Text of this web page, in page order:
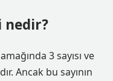
nedir?
3 sayısı ve
Ancak bu sayının